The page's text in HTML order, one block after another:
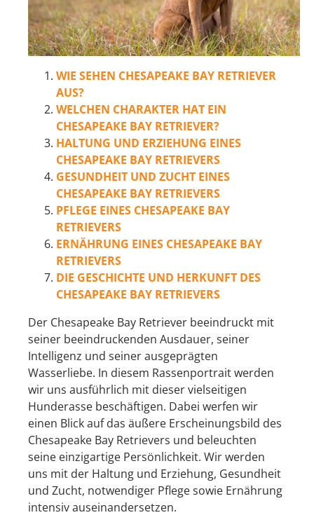
WIE SEHEN CHESAPEAKE BAY RETRIEVER
AUS?
WELCHEN CHARAKTER HAT EIN
CHESAPEAKE BAY RETRIEVER?
HALTUNG UND ERZIEHUNG EINES
CHESAPEAKE BAY RETRIEVERS
GESUNDHEIT UND ZUCHT EINES
CHESAPEAKE BAY RETRIEVERS
PFLEGE EINES CHESAPEAKE BAY
RETRIEVERS
ERNÄHRUNG EINES CHESAPEAKE BAY
RETRIEVERS
DIE GESCHICHTE UND HERKUNFT DES
CHESAPEAKE BAY RETRIEVERS
Der Chesapeake Bay Retriever beeindruckt mit
seiner beeindruckenden Ausdauer, seiner
Intelligenz und seiner ausgeprägten
Wasserliebe. In diesem Rassenportrait werden
wir uns ausführlich mit dieser vielseitigen
Hunderasse beschäftigen. Dabei werfen wir
einen Blick auf das äußere Erscheinungsbild des
Chesapeake Bay Retrievers und beleuchten
seine einzigartige Persönlichkeit. Wir werden
uns mit der Haltung und Erziehung, Gesundheit
und Zucht, notwendiger Pflege sowie Ernährung
intensiv auseinandersetzen.